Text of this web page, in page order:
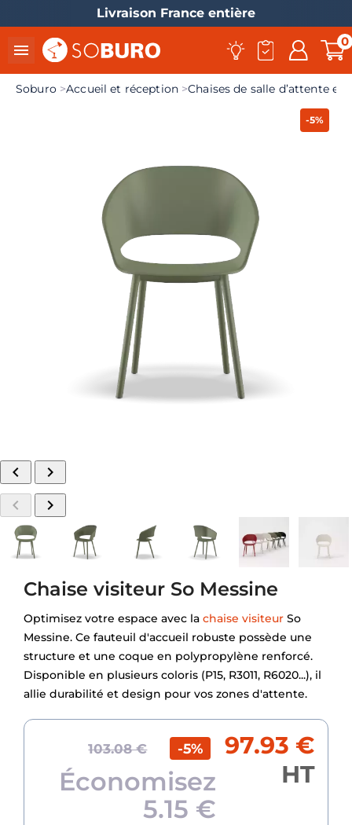
Livraison France entière
 0
Soburo Accueil et réception Chaises de salle d’attente
-5%




Chaise visiteur So Messine
Optimisez votre espace avec la chaise visiteur So
Messine. Ce fauteuil d'accueil robuste possède une
structure et une coque en polypropylène renforcé.
Disponible en plusieurs coloris (P15, R3011, R6020...), il
allie durabilité et design pour vos zones d'attente.
103.08 € -5%
Économisez
5.15 €
97.93 €
HT